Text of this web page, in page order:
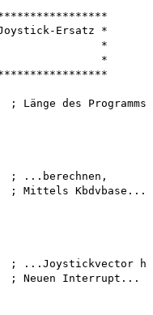
Joystick-Ersatz *
*
*
; Länge des
; ...berechnen,
; Mittels Kbdvbase...
; ...Joystickvector
; Neuen Interrupt...